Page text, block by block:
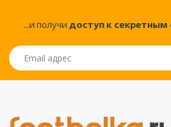
...и получи доступ к секретным
Email адрес